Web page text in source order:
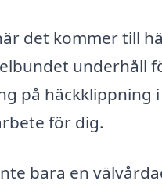
det kommer till
underhåll
på häckklippning
för dig.
bara en